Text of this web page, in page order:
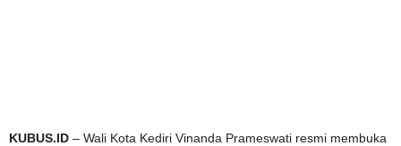
KUBUS.ID – Wali Kota Kediri Vinanda Prameswati resmi membuka